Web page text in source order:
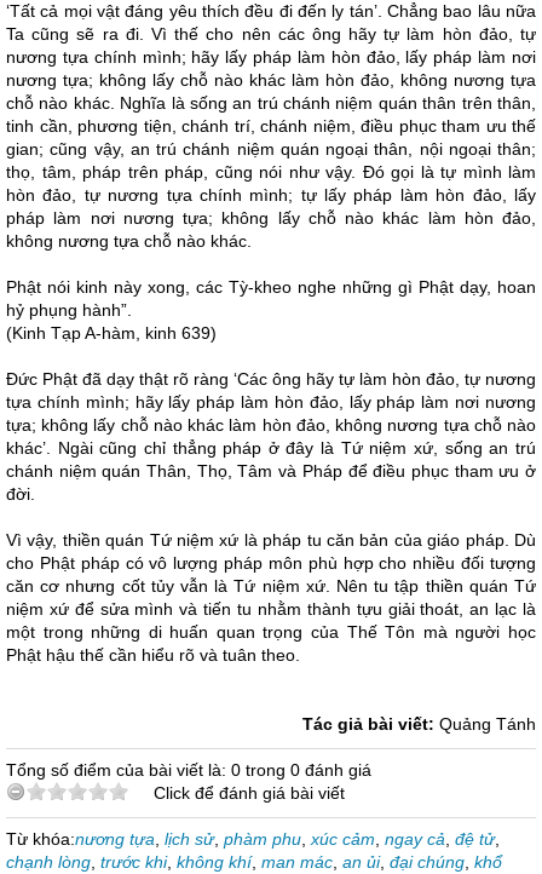
‘Tất cả mọi vật đáng yêu thích đều đi đến ly tán’. Chẳng bao lâu nữa
Ta cũng sẽ ra đi. Vì thế cho nên các ông hãy tự làm hòn đảo, tự
nương tựa chính mình; hãy lấy pháp làm hòn đảo, lấy pháp làm nơi
nương tựa; không lấy chỗ nào khác làm hòn đảo, không nương tựa
chỗ nào khác. Nghĩa là sống an trú chánh niệm quán thân trên thân,
tinh cần, phương tiện, chánh trí, chánh niệm, điều phục tham ưu thế
gian; cũng vậy, an trú chánh niệm quán ngoại thân, nội ngoại thân;
thọ, tâm, pháp trên pháp, cũng nói như vậy. Đó gọi là tự mình làm
hòn đảo, tự nương tựa chính mình; tự lấy pháp làm hòn đảo, lấy
pháp làm nơi nương tựa; không lấy chỗ nào khác làm hòn đảo,
không nương tựa chỗ nào khác.
Phật nói kinh này xong, các Tỳ-kheo nghe những gì Phật dạy, hoan
hỷ phụng hành”.
(Kinh Tạp A-hàm, kinh 639)
Đức Phật đã dạy thật rõ ràng ‘Các ông hãy tự làm hòn đảo, tự nương
tựa chính mình; hãy lấy pháp làm hòn đảo, lấy pháp làm nơi nương
tựa; không lấy chỗ nào khác làm hòn đảo, không nương tựa chỗ nào
khác’. Ngài cũng chỉ thẳng pháp ở đây là Tứ niệm xứ, sống an trú
chánh niệm quán Thân, Thọ, Tâm và Pháp để điều phục tham ưu ở
đời.
Vì vậy, thiền quán Tứ niệm xứ là pháp tu căn bản của giáo pháp. Dù
cho Phật pháp có vô lượng pháp môn phù hợp cho nhiều đối tượng
căn cơ nhưng cốt tủy vẫn là Tứ niệm xứ. Nên tu tập thiền quán Tứ
niệm xứ để sửa mình và tiến tu nhằm thành tựu giải thoát, an lạc là
một trong những di huấn quan trọng của Thế Tôn mà người học
Phật hậu thế cần hiểu rõ và tuân theo.
Tác giả bài viết: Quảng Tánh
Tổng số điểm của bài viết là: 0 trong 0 đánh giá
Click để đánh giá bài viết
Từ khóa:nương tựa lịch sử, phàm phu xúc cảm ngay cả đệ tử,
chạnh lòng trước khi, không khí, man mác an ủi, đại chúng khổ